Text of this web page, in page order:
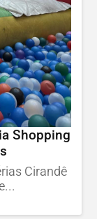
Shopping
Cirandê